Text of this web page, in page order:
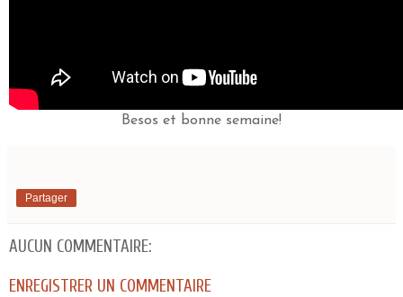
Besos et bonne semaine!
Partager
AUCUN COMMENTAIRE:
ENREGISTRER UN COMMENTAIRE